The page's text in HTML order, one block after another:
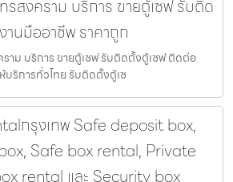
สงคราม บริการ ขายตู้เซฟ รับติด
นมืออาชีพ ราคาถูก
าม บริการ ขายตู้เซฟ รับติดตั้งตู้เซฟ ติดต่อ
ริการทั่วไทย รับติดตั้งตู้เซ
กรุงเทพ Safe deposit box,
Safe box rental, Private
rental และ Security box